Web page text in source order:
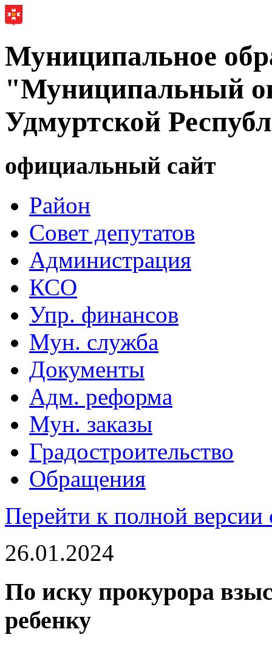
Муниципальное
"Муниципальный
Удмуртской
официальный сайт
Район
Совет депутатов
Администрация
КСО
Упр. финансов
Мун. служба
Документы
Адм. реформа
Мун. заказы
Градостроительство
Обращения
Перейти к полной версии
26.01.2024
По иску прокурора
ребенку